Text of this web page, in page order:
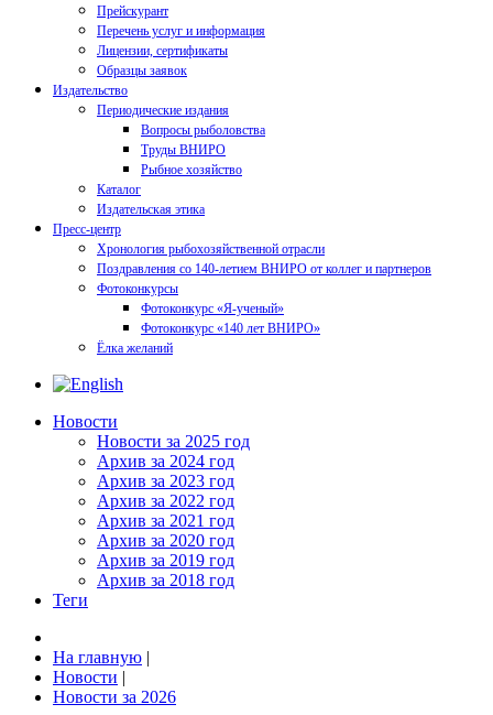
Прейскурант
Перечень услуг и информация
Лицензии, сертификаты
Образцы заявок
Издательство
Периодические издания
Вопросы рыболовства
Труды ВНИРО
Рыбное хозяйство
Каталог
Издательская этика
Пресс-центр
Хронология рыбохозяйственной отрасли
Поздравления со 140-летием ВНИРО от коллег и партнеров
Фотоконкурсы
Фотоконкурс «Я-ученый»
Фотоконкурс «140 лет ВНИРО»
Ёлка желаний
Новости
Новости за 2025 год
Архив за 2024 год
Архив за 2023 год
Архив за 2022 год
Архив за 2021 год
Архив за 2020 год
Архив за 2019 год
Архив за 2018 год
Теги
На главную |
Новости |
Новости за 2026